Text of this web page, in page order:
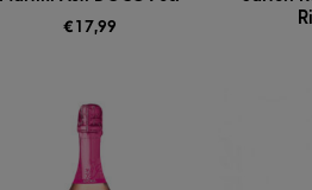
€ 17,99